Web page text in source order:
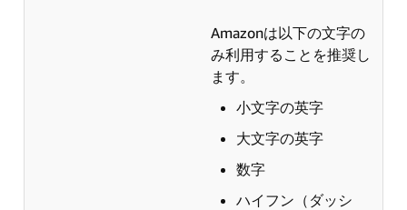
Amazonは以下の文字の
み利用することを推奨し
ます。
小文字の英字
大文字の英字
数字
ハイフン（ダッシ